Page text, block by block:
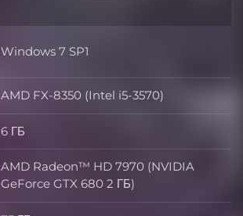
Операционная система
Windows 7 SP1
Процессор
AMD FX-8350 (Intel i5-3570)
Память
6 ГБ
Видеокарта
AMD Radeon™ HD 7970 (NVIDIA
GeForce GTX 680 2 ГБ)